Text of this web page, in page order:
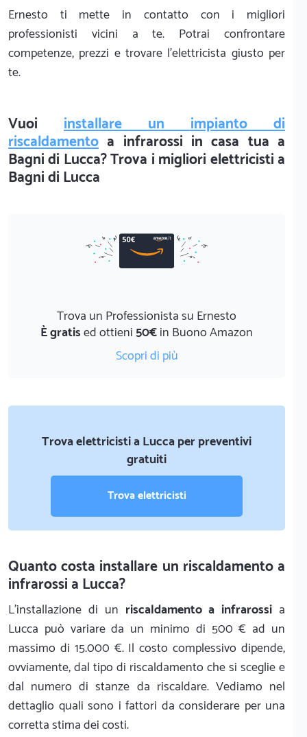
Ernesto ti mette in contatto con i migliori
professionisti vicini a te. Potrai confrontare
competenze, prezzi e trovare l’elettricista giusto per
te.
Vuoi installare un impianto di
riscaldamento a infrarossi in casa tua a
Bagni di Lucca? Trova i migliori elettricisti a
Bagni di Lucca
Trova un Professionista su Ernesto
È gratised ottieni50€in Buono Amazon
Scopri di più
Trova elettricisti a Lucca per preventivi
gratuiti
Trova elettricisti
Quanto costa installare un riscaldamento a
infrarossi a Lucca?
L'installazione di un riscaldamento a infrarossi a
Lucca può variare da un minimo di 500 € ad un
massimo di 15.000 €. Il costo complessivo dipende,
ovviamente, dal tipo di riscaldamento che si sceglie e
dal numero di stanze da riscaldare. Vediamo nel
dettaglio quali sono i fattori da considerare per una
corretta stima dei costi.